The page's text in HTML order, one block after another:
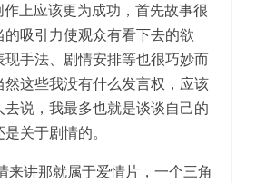
上应该更为成功，首先故事很
吸引力使观众有看下去的欲
手法、剧情安排等也很巧妙而
然这些我没有什么发言权，应该
说，我最多也就是谈谈自己的
关于剧情的。
讲那就属于爱情片，一个三角